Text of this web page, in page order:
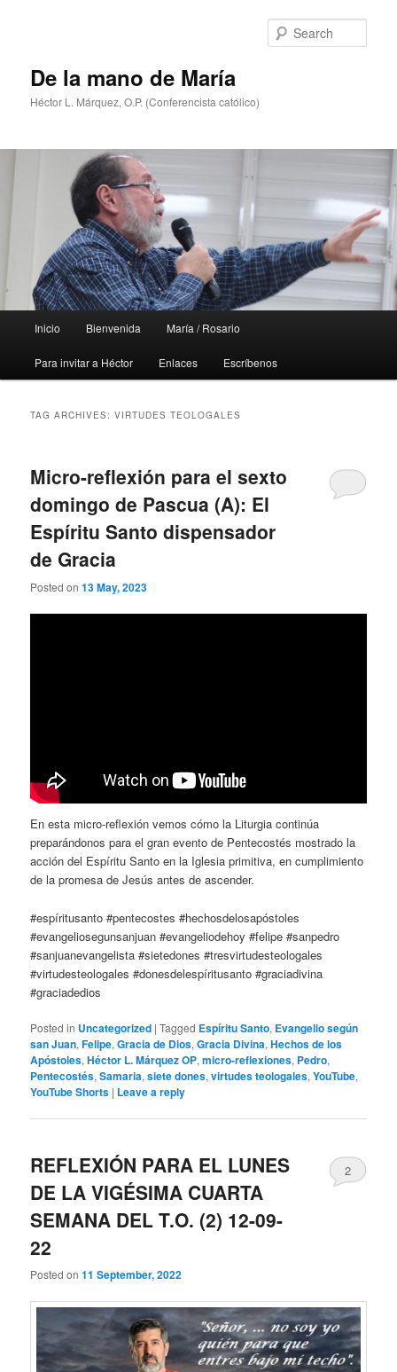
De la mano de María
Héctor L. Márquez, O.P. (Conferencista católico)
Inicio Bienvenida María / Rosario
Para invitar a Héctor Enlaces Escríbenos
TAG ARCHIVES:VIRTUDES TEOLOGALES
Micro-reflexión para el sexto
domingo de Pascua (A): El
Espíritu Santo dispensador
de Gracia
Posted on13 May, 2023
En esta micro-reflexión vemos cómo la Liturgia continúa
preparándonos para el gran evento de Pentecostés mostrado la
acción del Espíritu Santo en la Iglesia primitiva, en cumplimiento
de la promesa de Jesús antes de ascender.
#espíritusanto #pentecostes #hechosdelosapóstoles
#evangeliosegunsanjuan #evangeliodehoy #felipe #sanpedro
#sanjuanevangelista #sietedones #tresvirtudesteologales
#virtudesteologales #donesdelespíritusanto #graciadivina
#graciadedios
Posted in Uncategorized |Tagged Espíritu Santo, Evangelio según
san Juan,Felipe,Gracia de Dios,Gracia Divina,Hechos de los
Apóstoles,Héctor L. Márquez OP,micro-reflexiones, Pedro,
Pentecostés,Samaria,siete dones,virtudes teologales,YouTube,
YouTube Shorts | Leave a reply
REFLEXIÓN PARA EL LUNES
DE LA VIGÉSIMA CUARTA
SEMANA DEL T.O. (2) 12-09-
22
Posted on11 September, 2022
2